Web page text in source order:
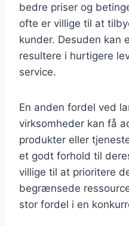
bedre priser og
ofte er villige til at
kunder. Desuden kan
resultere i hurtigere
service.
En anden fordel ved
virksomheder kan få
produkter eller
et godt forhold til
villige til at prioritere
begrænsede
stor fordel i en